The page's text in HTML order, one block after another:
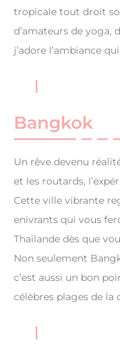
tropicale tout droit
d’amateurs de yoga,
j’adore l’ambiance
Bangkok
Un rêve devenu
et les routards,
Cette ville vibrante
enivrants qui vous
Thaïlande dès que
Non seulement
c’est aussi un bon
célèbres plages de la